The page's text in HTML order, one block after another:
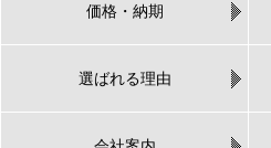
価格・納期
選ばれる理由